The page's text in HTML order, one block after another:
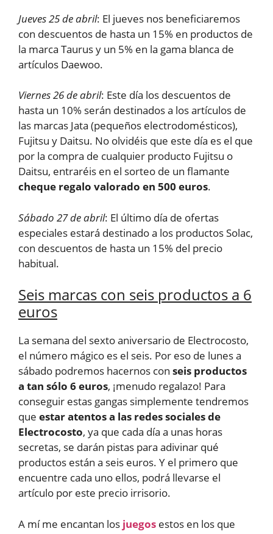
Jueves 25 de abril: El jueves nos beneficiaremos
con descuentos de hasta un 15% en productos de
la marca Taurus y un 5% en la gama blanca de
artículos Daewoo.
Viernes 26 de abril: Este día los descuentos de
hasta un 10% serán destinados a los artículos de
las marcas Jata (pequeños electrodomésticos),
Fujitsu y Daitsu. No olvidéis que este día es el que
por la compra de cualquier producto Fujitsu o
Daitsu, entraréis en el sorteo de un flamante
cheque regalo valorado en 500 euros.
Sábado 27 de abril: El último día de ofertas
especiales estará destinado a los productos Solac,
con descuentos de hasta un 15% del precio
habitual.
Seis marcas con seis productos a 6
euros
La semana del sexto aniversario de Electrocosto,
el número mágico es el seis. Por eso de lunes a
sábado podremos hacernos con seis productos
a tan sólo 6 euros, ¡menudo regalazo! Para
conseguir estas gangas simplemente tendremos
que estar atentos a las redes sociales de
Electrocosto, ya que cada día a unas horas
secretas, se darán pistas para adivinar qué
productos están a seis euros. Y el primero que
encuentre cada uno ellos, podrá llevarse el
artículo por este precio irrisorio.
A mí me encantan los juegos estos en los que